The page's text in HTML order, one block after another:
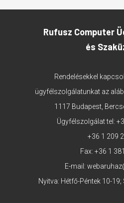
Rufusz Computer
és
Rendelésekkel
ügyfélszolgálatunkat az
1117 Budapest,
Ügyfélszolgálat tel:
+36 1 209
Fax: +36 1
E-mail:
Nyitva: Hétfő-Péntek 10-